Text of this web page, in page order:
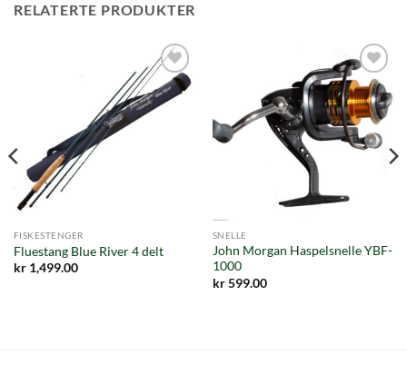
RELATERTE PRODUKTER
Add to
wishlist
FISKESTENGER
Fluestang Blue River 4 delt
kr1,499.00
Add to
wishlist
SNELLE
John Morgan Haspelsnelle YBF-
1000
kr599.00